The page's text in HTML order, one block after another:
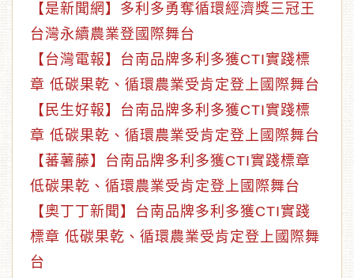
【是新聞網】多利多勇奪循環經濟獎三冠王
台灣永續農業登國際舞台
【台灣電報】台南品牌多利多獲CTI實踐標
章 低碳果乾、循環農業受肯定登上國際舞台
【民生好報】台南品牌多利多獲CTI實踐標
章 低碳果乾、循環農業受肯定登上國際舞台
【蕃薯藤】台南品牌多利多獲CTI實踐標章
低碳果乾、循環農業受肯定登上國際舞台
【奧丁丁新聞】台南品牌多利多獲CTI實踐
標章 低碳果乾、循環農業受肯定登上國際舞
台